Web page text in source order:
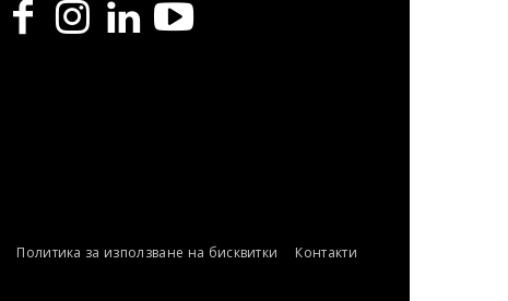
Политика за използване на бисквитки Контакти